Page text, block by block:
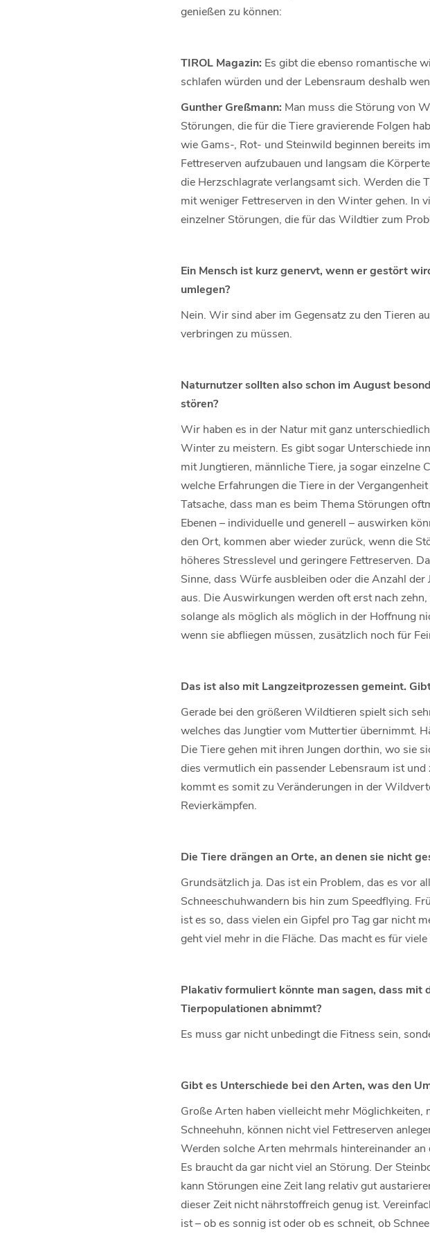
genießen zu können:
TIROL Magazin: Es gibt die ebenso romantische
schlafen würden und der Lebensraum deshalb
Gunther Greßmann: Man muss die Störung von
Störungen, die für die Tiere gravierende Folgen
wie Gams-, Rot- und Steinwild beginnen bereits
Fettreserven aufzubauen und langsam die
die Herzschlagrate verlangsamt sich. Werden die
mit weniger Fettreserven in den Winter gehen. In
einzelner Störungen, die für das Wildtier zum
Ein Mensch ist kurz genervt, wenn er gestört
umlegen?
Nein. Wir sind aber im Gegensatz zu den Tieren
verbringen zu müssen.
Naturnutzer sollten also schon im August
stören?
Wir haben es in der Natur mit ganz
Winter zu meistern. Es gibt sogar Unterschiede
mit Jungtieren, männliche Tiere, ja sogar einzelne
welche Erfahrungen die Tiere in der
Tatsache, dass man es beim Thema Störungen
Ebenen – individuelle und generell – auswirken
den Ort, kommen aber wieder zurück, wenn die
höheres Stresslevel und geringere Fettreserven.
Sinne, dass Würfe ausbleiben oder die Anzahl
aus. Die Auswirkungen werden oft erst nach
solange als möglich als möglich in der Hoffnung
wenn sie abfliegen müssen, zusätzlich noch für
Das ist also mit Langzeitprozessen gemeint.
Gerade bei den größeren Wildtieren spielt sich
welches das Jungtier vom Muttertier übernimmt.
Die Tiere gehen mit ihren Jungen dorthin, wo sie
dies vermutlich ein passender Lebensraum ist
kommt es somit zu Veränderungen in der
Revierkämpfen.
Die Tiere drängen an Orte, an denen sie nicht
Grundsätzlich ja. Das ist ein Problem, das es vor
Schneeschuhwandern bis hin zum Speedflying.
ist es so, dass vielen ein Gipfel pro Tag gar nicht
geht viel mehr in die Fläche. Das macht es für
Plakativ formuliert könnte man sagen, dass mit
Tierpopulationen abnimmt?
Es muss gar nicht unbedingt die Fitness sein,
Gibt es Unterschiede bei den Arten, was den
Große Arten haben vielleicht mehr Möglichkeiten,
Schneehuhn, können nicht viel Fettreserven
Werden solche Arten mehrmals hintereinander
Es braucht da gar nicht viel an Störung. Der
kann Störungen eine Zeit lang relativ gut
dieser Zeit nicht nährstoffreich genug ist.
ist – ob es sonnig ist oder ob es schneit, ob